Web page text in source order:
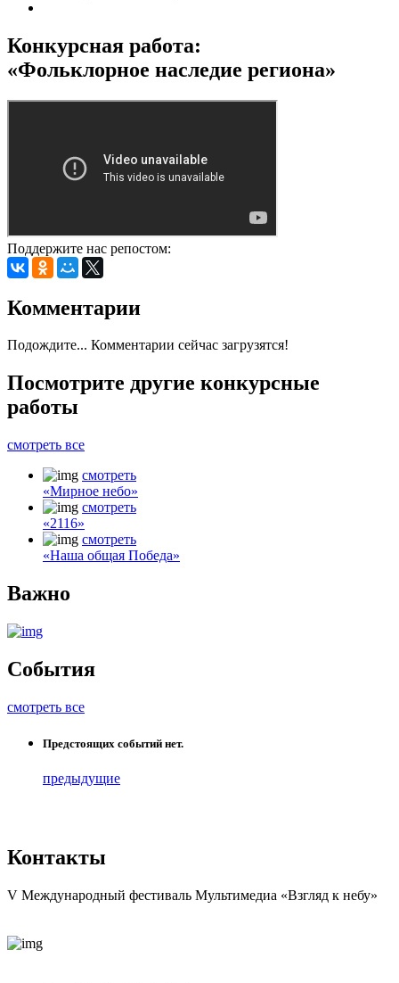
Конкурсная работа:
«Фольклорное наследие региона»
Поддержите нас репостом:
Комментарии
Подождите... Комментарии сейчас загрузятся!
Посмотрите другие конкурсные
работы
смотреть все
смотреть
«Мирное небо»
смотреть
«2116»
смотреть
«Наша общая Победа»
Важно
События
смотреть все
Предстоящих событий нет.
предыдущие
Контакты
V Международный фестиваль Мультимедиа «Взгляд к небу»